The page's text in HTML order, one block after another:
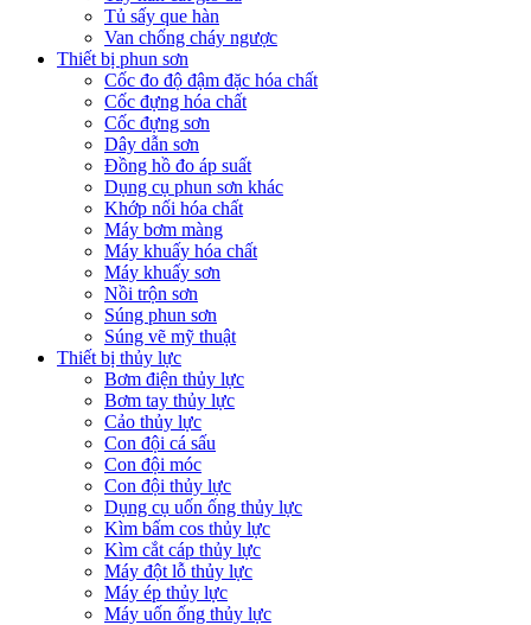
Tủ sấy que hàn
Van chống cháy ngược
Thiết bị phun sơn
Cốc đo độ đậm đặc hóa chất
Cốc đựng hóa chất
Cốc đựng sơn
Dây dẫn sơn
Đồng hồ đo áp suất
Dụng cụ phun sơn khác
Khớp nối hóa chất
Máy bơm màng
Máy khuấy hóa chất
Máy khuấy sơn
Nồi trộn sơn
Súng phun sơn
Súng vẽ mỹ thuật
Thiết bị thủy lực
Bơm điện thủy lực
Bơm tay thủy lực
Cảo thủy lực
Con đội cá sấu
Con đội móc
Con đội thủy lực
Dụng cụ uốn ống thủy lực
Kìm bấm cos thủy lực
Kìm cắt cáp thủy lực
Máy đột lỗ thủy lực
Máy ép thủy lực
Máy uốn ống thủy lực